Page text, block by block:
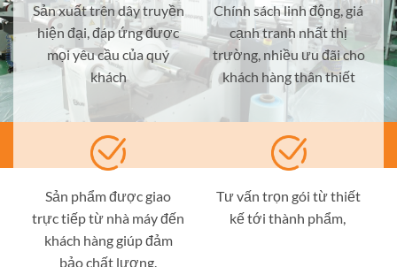
Sản xuất trên dây truyền
hiện đại, đáp ứng được
mọi yêu cầu của quý
khách
Chính sách linh động, giá
cạnh tranh nhất thị
trường, nhiều ưu đãi cho
khách hàng thân thiết
Sản phẩm được giao
trực tiếp từ nhà máy đến
khách hàng giúp đảm
bảo chất lượng.
Tư vấn trọn gói từ thiết
kế tới thành phẩm,